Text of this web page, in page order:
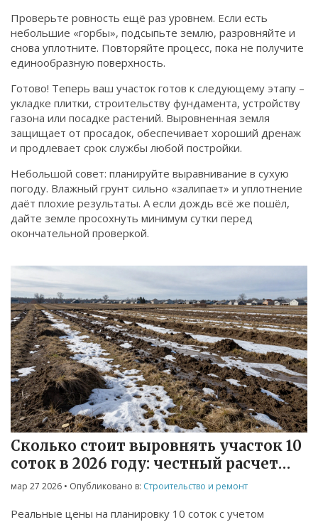
Проверьте ровность ещё раз уровнем. Если есть
небольшие «горбы», подсыпьте землю, разровняйте и
снова уплотните. Повторяйте процесс, пока не получите
единообразную поверхность.
Готово! Теперь ваш участок готов к следующему этапу –
укладке плитки, строительству фундамента, устройству
газона или посадке растений. Выровненная земля
защищает от просадок, обеспечивает хороший дренаж
и продлевает срок службы любой постройки.
Небольшой совет: планируйте выравнивание в сухую
погоду. Влажный грунт сильно «залипает» и уплотнение
даёт плохие результаты. А если дождь всё же пошёл,
дайте земле просохнуть минимум сутки перед
окончательной проверкой.
Сколько стоит выровнять участок 10
соток в 2026 году: честный расчет
цен
мар 27 2026 • Опубликовано в: Строительство и ремонт
Реальные цены на планировку 10 соток с учетом